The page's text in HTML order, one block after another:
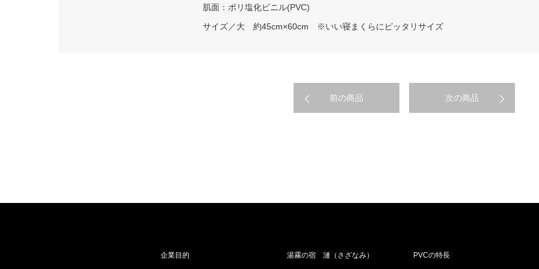
肌面：ポリ塩化ビニル(PVC)
サイズ／大 約45cm×60cm ※いい寝まくらにピッタリサイズ
前の商品 次の商品
企業目的 湯霧の宿 漣（さざなみ） PVCの特長